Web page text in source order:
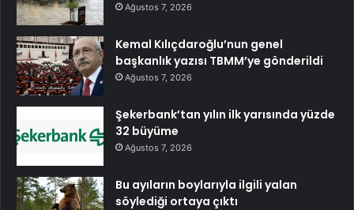
Ağustos 7, 2026
Kemal Kılıçdaroğlu’nun genel
başkanlık yazısı TBMM’ye gönderildi
Ağustos 7, 2026
Şekerbank’tan yılın ilk yarısında yüzde
32 büyüme
Ağustos 7, 2026
Bu ayıların boylarıyla ilgili yalan
söylediği ortaya çıktı